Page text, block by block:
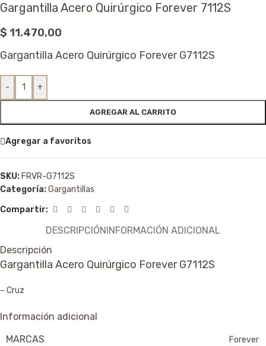
Gargantilla Acero Quirúrgico Forever 7112S
$ 11.470,00
Gargantilla Acero Quirúrgico Forever G7112S
- +
AGREGAR AL CARRITO
Agregar a favoritos
SKU: FRVR-G7112S
Categoría:Gargantillas
Compartir:
DESCRIPCIÓNINFORMACIÓN ADICIONAL
Descripción
Gargantilla Acero Quirúrgico Forever G7112S
– Cruz
Información adicional
MARCAS
Forever